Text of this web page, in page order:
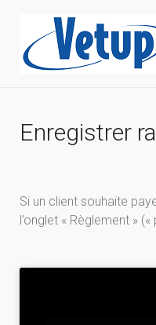
Enregistrer
Si un client souhaite
l’onglet « Règlement »